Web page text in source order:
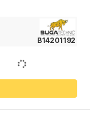
B14201192